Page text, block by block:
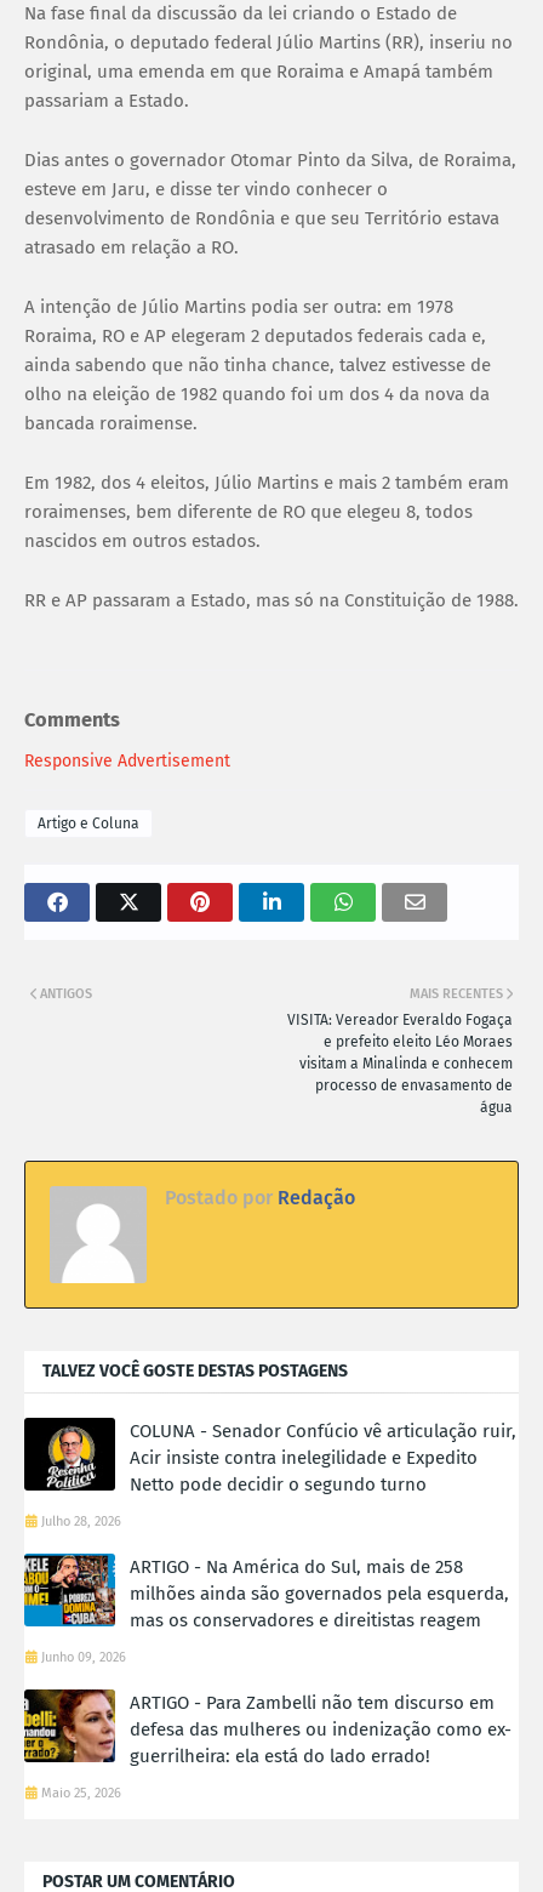
Na fase final da discussão da lei criando o Estado de
Rondônia, o deputado federal Júlio Martins (RR), inseriu no
original, uma emenda em que Roraima e Amapá também
passariam a Estado.
Dias antes o governador Otomar Pinto da Silva, de Roraima,
esteve em Jaru, e disse ter vindo conhecer o
desenvolvimento de Rondônia e que seu Território estava
atrasado em relação a RO.
A intenção de Júlio Martins podia ser outra: em 1978
Roraima, RO e AP elegeram 2 deputados federais cada e,
ainda sabendo que não tinha chance, talvez estivesse de
olho na eleição de 1982 quando foi um dos 4 da nova da
bancada roraimense.
Em 1982, dos 4 eleitos, Júlio Martins e mais 2 também eram
roraimenses, bem diferente de RO que elegeu 8, todos
nascidos em outros estados.
RR e AP passaram a Estado, mas só na Constituição de 1988.
Comments
Responsive Advertisement
Artigo e Coluna
MAIS RECENTES
VISITA: Vereador Everaldo Fogaça
e prefeito eleito Léo Moraes
visitam a Minalinda e conhecem
processo de envasamento de
água
ANTIGOS
Postado por Redação
TALVEZ VOCÊ GOSTE DESTAS POSTAGENS
COLUNA - Senador Confúcio vê articulação ruir,
Acir insiste contra inelegilidade e Expedito
Netto pode decidir o segundo turno
Julho 28, 2026
ARTIGO - Na América do Sul, mais de 258
milhões ainda são governados pela esquerda,
mas os conservadores e direitistas reagem
Junho 09, 2026
ARTIGO - Para Zambelli não tem discurso em
defesa das mulheres ou indenização como ex-
guerrilheira: ela está do lado errado!
Maio 25, 2026
POSTAR UM COMENTÁRIO